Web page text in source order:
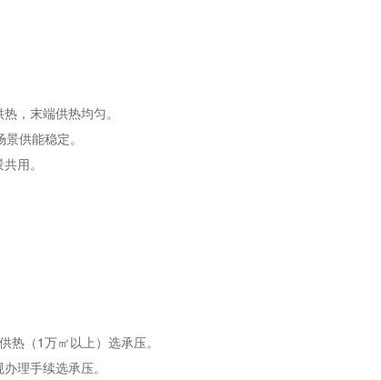
，末端供热均匀。
供能稳定。
用。
（1万㎡以上）选承压。
理手续选承压。